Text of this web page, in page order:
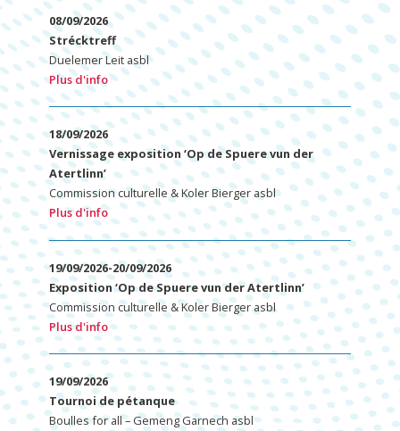
08/09/2026
Strécktreff
Duelemer Leit asbl
Plus d'info
18/09/2026
Vernissage exposition ‘Op de Spuere vun der
Atertlinn’
Commission culturelle & Koler Bierger asbl
Plus d'info
19/09/2026-20/09/2026
Exposition ‘Op de Spuere vun der Atertlinn’
Commission culturelle & Koler Bierger asbl
Plus d'info
19/09/2026
Tournoi de pétanque
Boulles for all – Gemeng Garnech asbl